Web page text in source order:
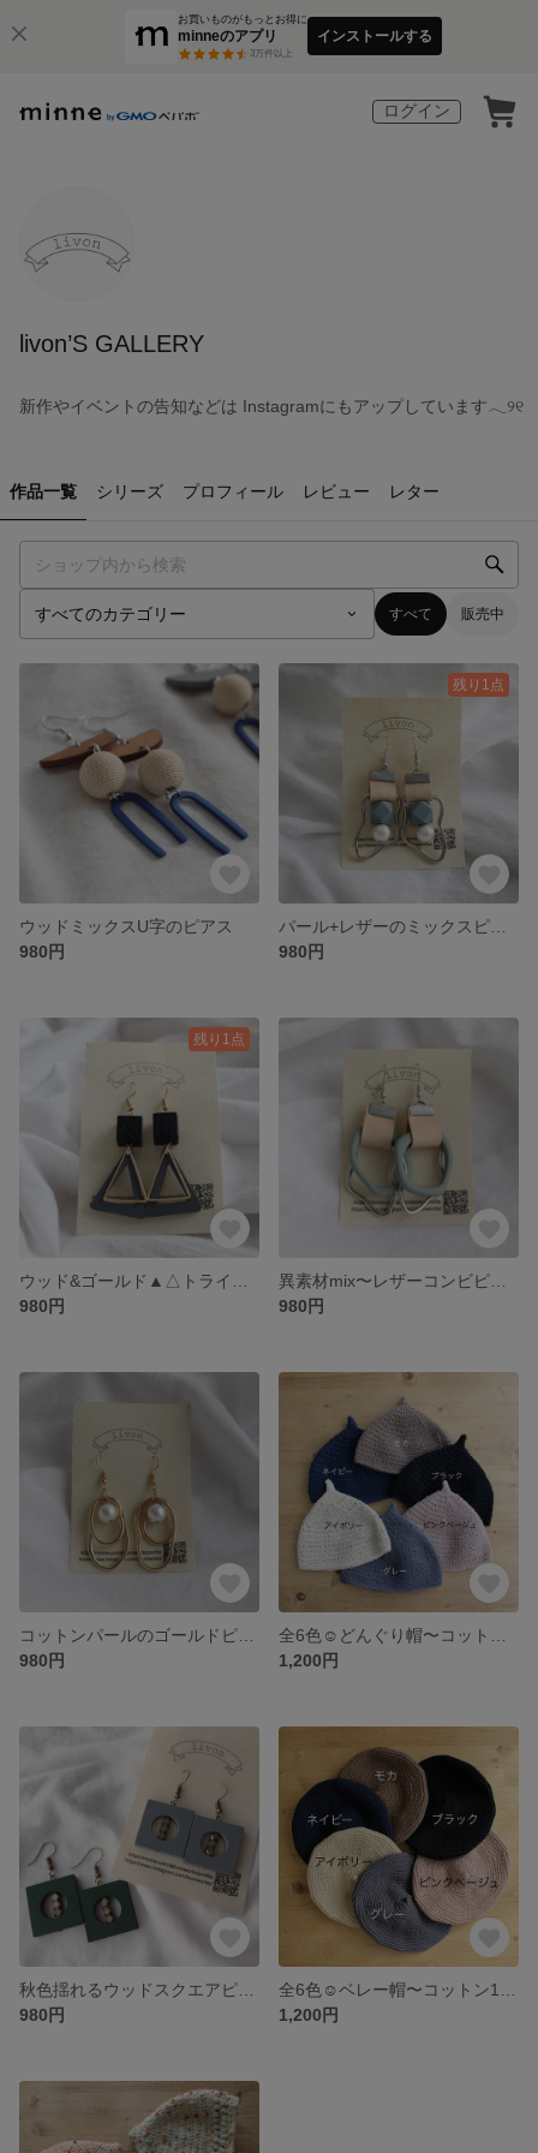
お買いものがもっとお得に
minneのアプリ
3万件以上
インストールする
ログイン
livon’S GALLERY
新作やイベントの告知などは Instagramにもアップしています𓂃୨୧
作品一覧 シリーズ プロフィール レビュー レター
すべて 販売中
ウッドミックスU字のピアス
980円
残り1点
980円
残り1点
980円
980円
980円
1,200円
980円
1,200円